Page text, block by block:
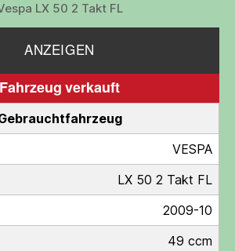
LX 50 2 Takt FL
ANZEIGEN
Fahrzeug verkauft
VESPA
LX 50 2 Takt FL
2009-10
49 ccm